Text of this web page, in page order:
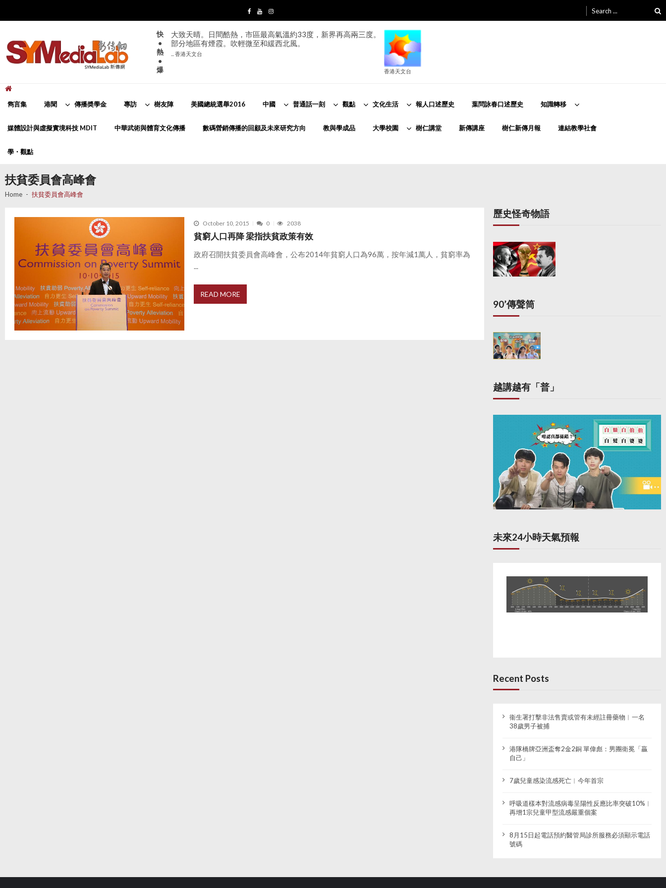
navigation
content
for:
快
•
熱
•
爆
大致天晴。日間酷熱，市區最高氣溫約33度，新界再高兩三度。
部分地區有煙霞。吹輕微至和緩西北風。
... 香港天文台
香港天文台
雋言集 港聞 傳播奬學金 專訪 樹友陣 美國總統選舉2016 中國 普通話一刻 觀點 文化生活 報人口述歷史 葉問詠春口述歷史 知識轉移
媒體設計與虛擬實境科技 MDIT 中華武術與體育文化傳播 數碼營銷傳播的回顧及未來研究方向 教與學成品 大學校園 樹仁講堂 新傳講座 樹仁新傳月報 連結教學社會
學・觀點
扶貧委員會高峰會
Home 扶貧委員會高峰會
October 10, 2015 0 2038
貧窮人口再降 梁指扶貧政策有效
政府召開扶貧委員會高峰會，公布2014年貧窮人口為96萬，按年減1萬人，貧窮率為
...
READ MORE
歷史怪奇物語
90’傳聲筒
越講越有「普」
未來24小時天氣預報
Recent Posts
衞生署打擊非法售賣或管有未經註冊藥物︱一名
38歲男子被捕
港隊橋牌亞洲盃奪2金2銅 單偉彪：男團衛冕「贏
自己」
7歲兒童感染流感死亡︱今年首宗
呼吸道樣本對流感病毒呈陽性反應比率突破10%︱
再增1宗兒童甲型流感嚴重個案
8月15日起電話預約醫管局診所服務必須顯示電話
號碼